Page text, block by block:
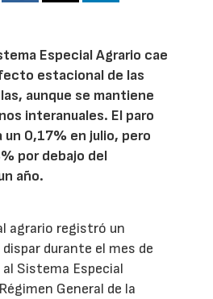
Especial Agrario cae
estacional de las
aunque se mantiene
interanuales. El paro
un 0,17% en julio, pero
por debajo del
año.
agrario registró un
durante el mes de
Sistema Especial
General de la